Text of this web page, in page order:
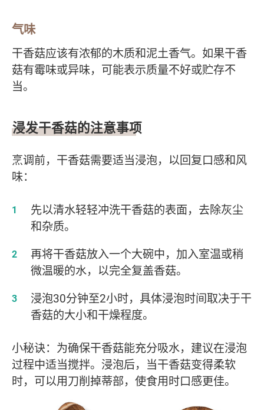
气味
干香菇应该有浓郁的木质和泥土香气。如果干香
菇有霉味或异味，可能表示质量不好或贮存不
当。
浸发干香菇的注意事项
烹调前，干香菇需要适当浸泡，以回复口感和风
味：
先以清水轻轻冲洗干香菇的表面，去除灰尘
和杂质。
再将干香菇放入一个大碗中，加入室温或稍
微温暖的水，以完全复盖香菇。
浸泡30分钟至2小时，具体浸泡时间取决于干
香菇的大小和干燥程度。
小秘诀：为确保干香菇能充分吸水，建议在浸泡
过程中适当搅拌。浸泡后，当干香菇变得柔软
时，可以用刀削掉蒂部，使食用时口感更佳。